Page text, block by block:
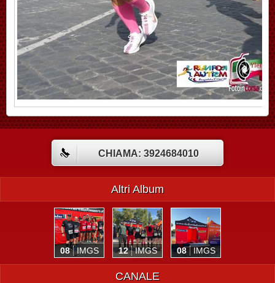
CHIAMA: 3924684010
Altri Album
08 IMGS 12 IMGS 08 IMGS
CANALE